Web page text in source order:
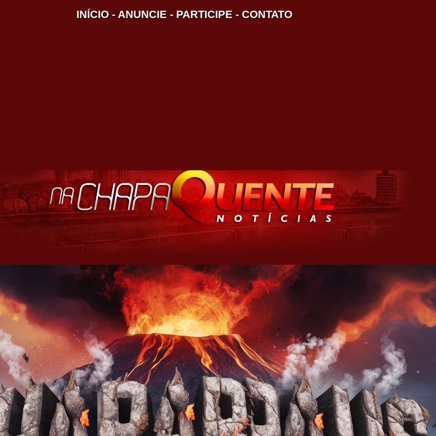
INÍCIO -ANUNCIE - PARTICIPE - CONTATO